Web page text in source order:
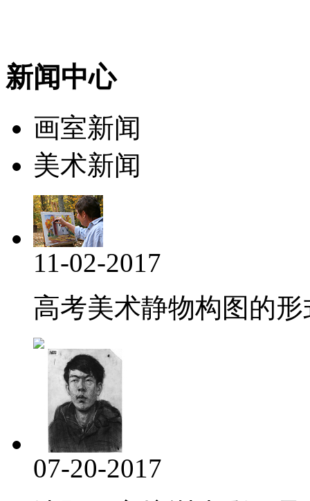
新闻中心
画室新闻
美术新闻
11-02-2017
高考美术静物构图的形
07-20-2017